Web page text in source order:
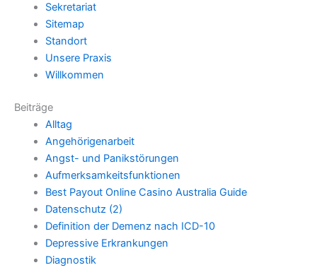
Sekretariat
Sitemap
Standort
Unsere Praxis
Willkommen
Beiträge
Alltag
Angehörigenarbeit
Angst- und Panikstörungen
Aufmerksamkeitsfunktionen
Best Payout Online Casino Australia Guide
Datenschutz (2)
Definition der Demenz nach ICD-10
Depressive Erkrankungen
Diagnostik